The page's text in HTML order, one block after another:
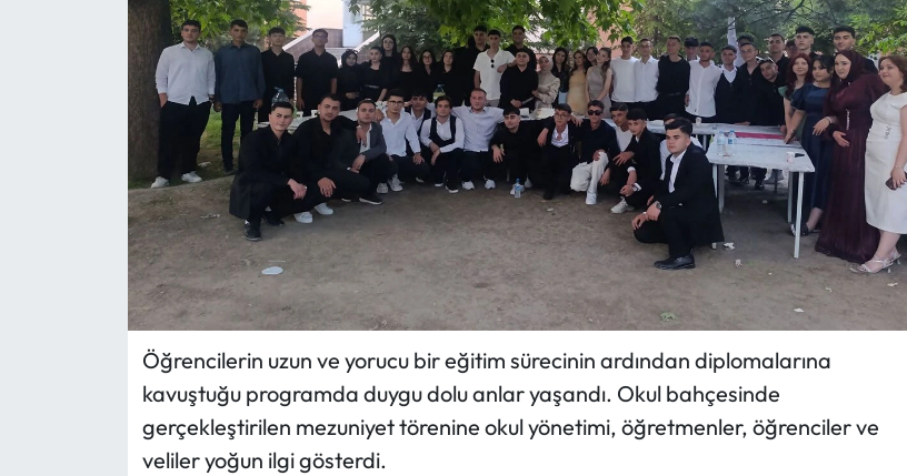
Öğrencilerin uzun ve yorucu bir eğitim sürecinin ardından diplomalarına
kavuştuğu programda duygu dolu anlar yaşandı. Okul bahçesinde
gerçekleştirilen mezuniyet törenine okul yönetimi, öğretmenler, öğrenciler ve
veliler yoğun ilgi gösterdi.
Ekonomi
İskilip Haberleri
Kargı Haberleri
Kültür Sanat
Laçin Haberleri